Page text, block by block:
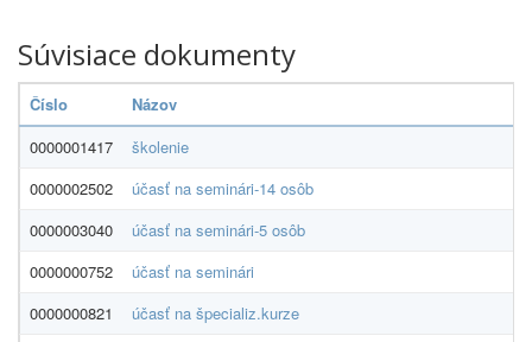
Súvisiace dokumenty
Číslo
Názov
0000001417
školenie
0000002502
účasť na seminári-14 osôb
0000003040
účasť na seminári-5 osôb
0000000752
účasť na seminári
0000000821
účasť na špecializ.kurze